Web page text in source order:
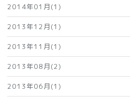
2014年01月(1)
2013年12月(1)
2013年11月(1)
2013年08月(2)
2013年06月(1)